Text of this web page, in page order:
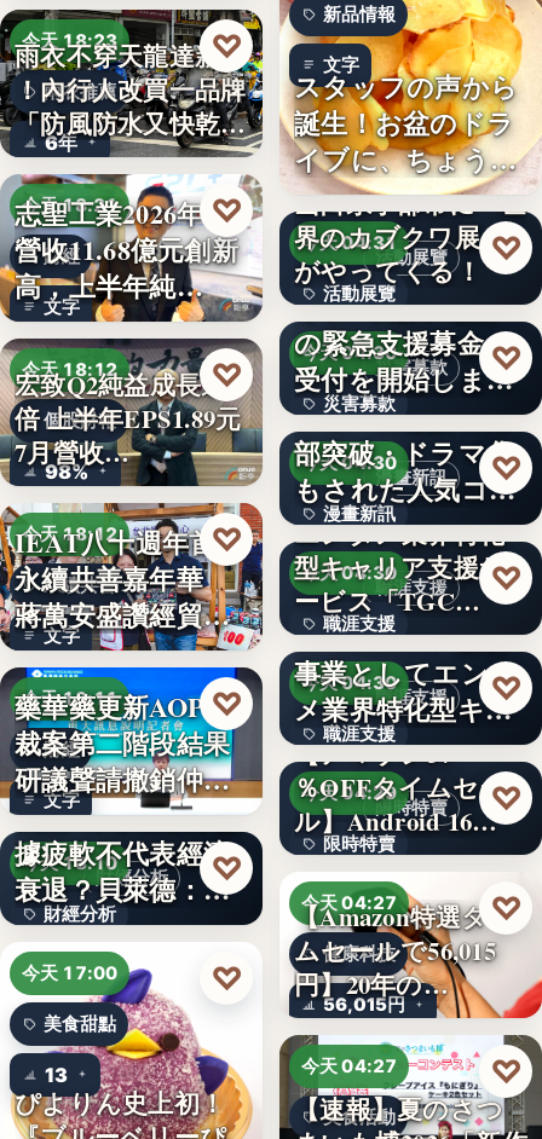
今天 18:23
雨衣推薦
6年
雨衣不穿天龍達新牌
！內行人改買一品牌
「防風防水又快乾、
穿…
♡
今天 18:21
財經
文字
志聖工業2026年7月
營收11.68億元創新
高，上半年純…
♡
今天 18:12
個股財報
98%
宏致Q2純益成長近1
倍 上半年EPS1.89元
7月營收…
♡
今天 18:12
永續共善
文字
IEAT八十週年首辦
永續共善嘉年華
蔣萬安盛讚經貿公
益打…
♡
今天 18:11
財經
文字
藥華藥更新AOP仲
裁案第二階段結果
研議聲請撤銷仲裁
判斷
♡
財經分析
今天 18:10
財經分析
文字
美國7月非農就業數
據疲軟不代表經濟
衰退？貝萊德：AI
正讓…
♡
今天 17:00
美食甜點
13
ぴよりん史上初！
♡
新品情報
文字
スタッフの声から
誕生！お盆のドラ
イブに、ちょうど
いい。「…
活動展覽
今天 04:31
活動展覽
60
山口県宇部市に『世
界のカブクワ展』
がやってくる！
♡
災害募款
今天 04:30
災害募款
文字
令和8年熊本地震へ
の緊急支援募金の
受付を開始しまし
た
♡
漫畫新訊
今天 04:30
漫畫新訊
文字
シリーズ累計40万
部突破・ドラマ化
もされた人気コミ
ック！…
♡
職涯支援
今天 04:30
職涯支援
330,000
エンタメ業界特化
型キャリア支援サ
ービス「TGC…
♡
職涯支援
今天 04:30
職涯支援
文字
W TOKYO、新規
事業としてエンタ
メ業界特化型キャ
リア…
♡
限時特賣
今天 04:29
限時特賣
15,800円
【アマゾン37
％OFFタイムセー
ル】Android 16…
♡
今天 04:27
健康科技
56,015円
【Amazon特選タイ
ムセールで56,015
円】20年の…
♡
今天 04:27
美食活動
【速報】夏のさつ
♡